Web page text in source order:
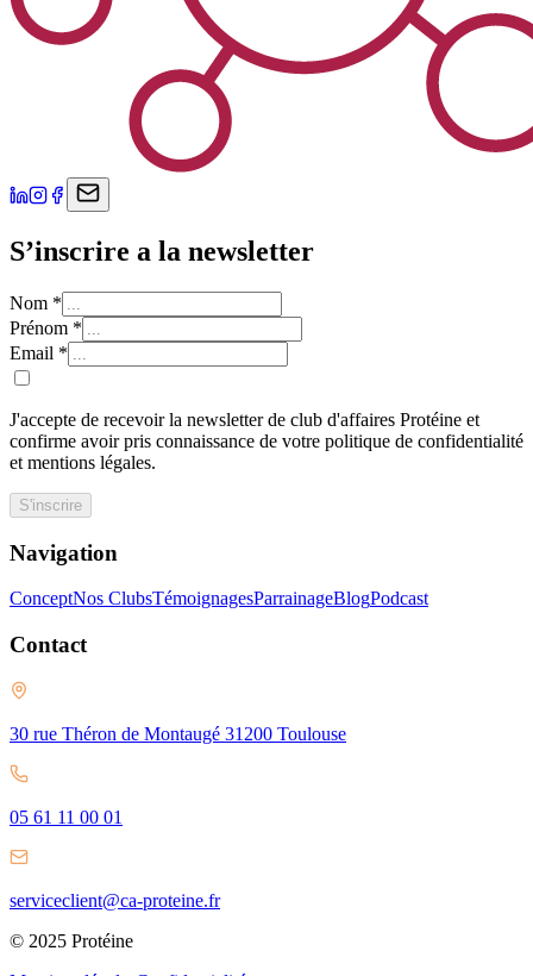
S’inscrire a la newsletter
Nom *
Prénom *
Email *
J'accepte de recevoir la newsletter de club d'affaires Protéine et
confirme avoir pris connaissance de votre politique de confidentialité
et mentions légales.
S'inscrire
Navigation
ConceptNos ClubsTémoignagesParrainageBlogPodcast
Contact
30 rue Théron de Montaugé 31200 Toulouse
05 61 11 00 01
serviceclient@ca-proteine.fr
© 2025 Protéine